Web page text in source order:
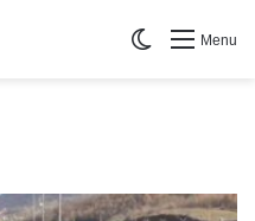
Menu
Switch skin